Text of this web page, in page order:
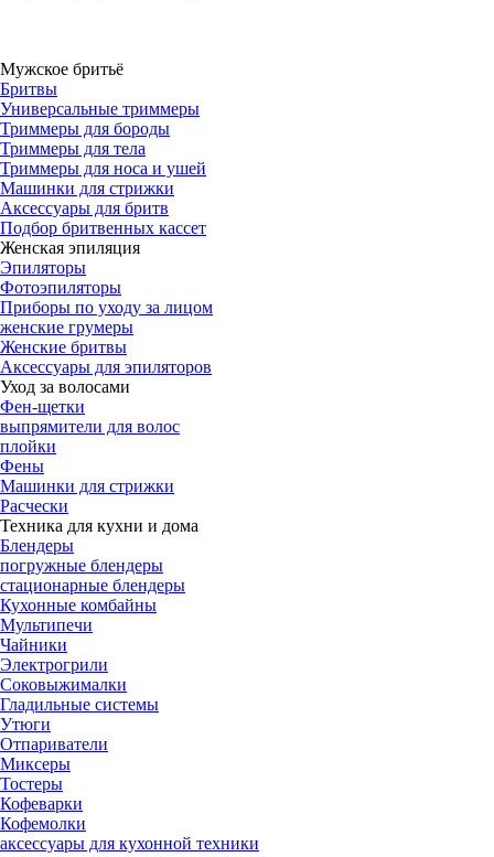
Мужское бритьё
Бритвы
Универсальные триммеры
Триммеры для бороды
Триммеры для тела
Триммеры для носа и ушей
Машинки для стрижки
Аксессуары для бритв
Подбор бритвенных кассет
Женская эпиляция
Эпиляторы
Фотоэпиляторы
Приборы по уходу за лицом
женские грумеры
Женские бритвы
Аксессуары для эпиляторов
Уход за волосами
Фен-щетки
выпрямители для волос
плойки
Фены
Машинки для стрижки
Расчески
Техника для кухни и дома
Блендеры
погружные блендеры
стационарные блендеры
Кухонные комбайны
Мультипечи
Чайники
Электрогрили
Соковыжималки
Гладильные системы
Утюги
Отпариватели
Миксеры
Тостеры
Кофеварки
Кофемолки
аксессуары для кухонной техники